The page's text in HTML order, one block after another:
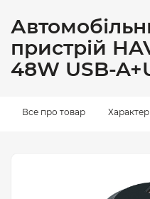
пристрій
48W USB-
Все про товар